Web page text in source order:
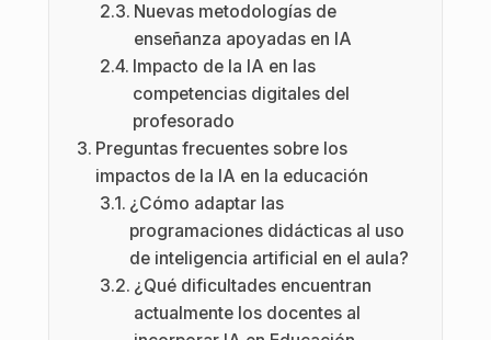
Nuevas metodologías de
enseñanza apoyadas en IA
Impacto de la IA en las
competencias digitales del
profesorado
Preguntas frecuentes sobre los
impactos de la IA en la educación
¿Cómo adaptar las
programaciones didácticas al uso
de inteligencia artificial en el aula?
¿Qué dificultades encuentran
actualmente los docentes al